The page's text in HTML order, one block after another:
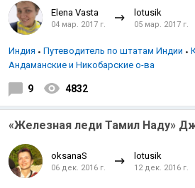
Elena Vasta
04 мар. 2017 г.
lotusik
05 мар. 2017 г.
Индия Путеводитель по штатам Индии
Андаманские и Никобарские о-ва
9 4832
«Железная леди Тамил Наду»
oksanaS
06 дек. 2016 г.
lotusik
12 дек. 2016 г.